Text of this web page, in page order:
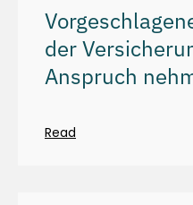
der
Anspruch
Read